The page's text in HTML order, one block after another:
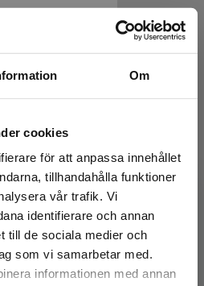
Om
cookies
för att anpassa innehållet
tillhandahålla funktioner
vår trafik. Vi
identifierare och annan
till de sociala medier och
som vi samarbetar med.
informationen med annan
fraktregion
betydelse
(red.)